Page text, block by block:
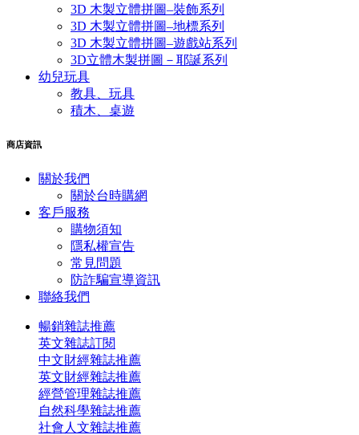
3D 木製立體拼圖–裝飾系列
3D 木製立體拼圖–地標系列
3D 木製立體拼圖–遊戲站系列
3D立體木製拼圖－耶誕系列
幼兒玩具
教具、玩具
積木、桌遊
商店資訊
關於我們
關於台時購網
客戶服務
購物須知
隱私權宣告
常見問題
​防詐騙宣導資訊
聯絡我們
暢銷雜誌推薦
英文雜誌訂閱
中文財經雜誌推薦
英文財經雜誌推薦
經營管理雜誌推薦
自然科學雜誌推薦
社會人文雜誌推薦